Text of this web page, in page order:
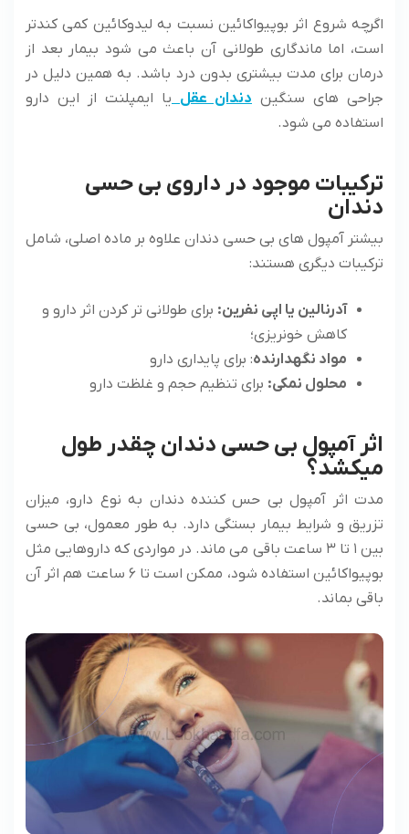
اگرچه شروع اثر بوپیواکائین نسبت به لیدوکائین کمی کندتر
است، اما ماندگاری طولانی آن باعث می ‌شود بیمار بعد از
درمان برای مدت بیشتری بدون درد باشد. به همین دلیل در
جراحی‌ های سنگین دندان عقل یا ایمپلنت از این دارو
استفاده می ‌شود.
ترکیبات موجود در داروی بی حسی
دندان
بیشتر آمپول ‌های بی حسی دندان علاوه بر ماده اصلی، شامل
ترکیبات دیگری هستند:
آدرنالین یا اپی ‌نفرین: برای طولانی ‌تر کردن اثر دارو و
کاهش خونریزی؛
مواد نگهدارنده: برای پایداری دارو
محلول نمکی: برای تنظیم حجم و غلظت دارو
اثر آمپول بی حسی دندان چقدر طول
میکشد؟
مدت اثر آمپول بی حس کننده دندان به نوع دارو، میزان
تزریق و شرایط بیمار بستگی دارد. به طور معمول، بی حسی
بین ۱ تا ۳ ساعت باقی می ‌ماند. در مواردی که داروهایی مثل
بوپیواکائین استفاده شود، ممکن است تا ۶ ساعت هم اثر آن
باقی بماند.